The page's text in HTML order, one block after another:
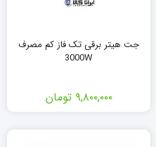
جت هیتر برقی تک فاز کم مصرف
3000W
۹,۸۰۰,۰۰۰ تومان